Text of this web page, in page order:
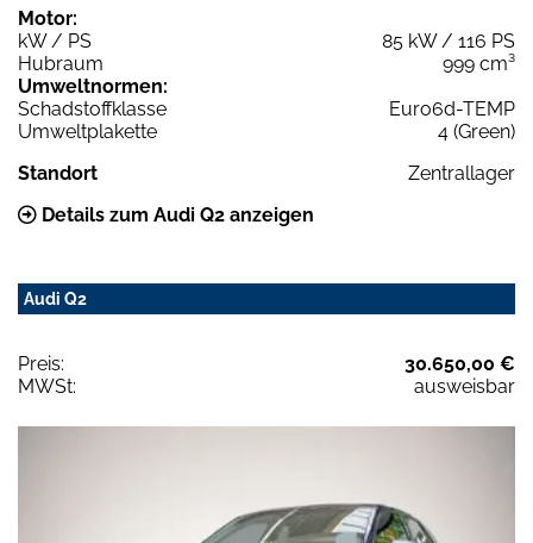
Motor:
kW / PS
85 kW / 116 PS
Hubraum
999 cm³
Umweltnormen:
Schadstoffklasse
Euro6d-TEMP
Umweltplakette
4 (Green)
Standort
Zentrallager
Details zum Audi Q2 anzeigen
Audi Q2
Preis:
30.650,00 €
MWSt:
ausweisbar